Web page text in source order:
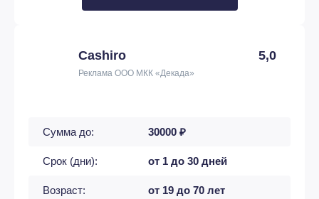
Cashiro 5,0
Реклама ООО МКК «Декада»
Сумма до: 30000 ₽
Срок (дни): от 1 до 30 дней
Возраст: от 19 до 70 лет